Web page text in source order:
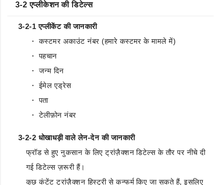
3-2 एप्लीकेशन की डिटेल्स
3-2-1 एप्लीकेंट की जानकारी
・ कस्टमर अकाउंट नंबर (हमारे कस्टमर के मामले में)
・ पहचान
・ जन्म दिन
・ ईमेल एड्रेस
・ पता
・ टेलीफ़ोन नंबर
3-2-2 धोखाधड़ी वाले लेन-देन की जानकारी
फ्रॉड से हुए नुकसान के लिए ट्रांज़ैक्शन डिटेल्स के तौर पर नीचे दी
गई डिटेल्स ज़रूरी हैं।
कुछ कंटेंट ट्रांज़ैक्शन हिस्ट्री से कन्फर्म किए जा सकते हैं, इसलिए